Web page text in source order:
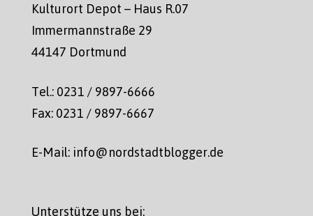
Kulturort Depot – Haus R.07
Immermannstraße 29
44147 Dortmund
Tel.: 0231 / 9897-6666
Fax: 0231 / 9897-6667
E-Mail: info@nordstadtblogger.de
Unterstütze uns bei: